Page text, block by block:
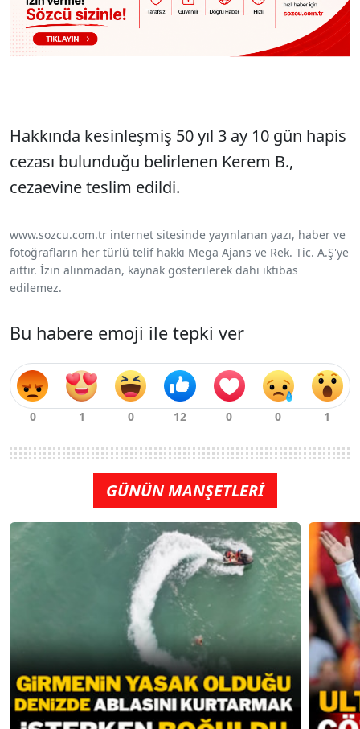
Hakkında kesinleşmiş 50 yıl 3 ay 10 gün hapis
cezası bulunduğu belirlenen Kerem B.,
cezaevine teslim edildi.
www.sozcu.com.tr internet sitesinde yayınlanan yazı, haber ve
fotoğrafların her türlü telif hakkı Mega Ajans ve Rek. Tic. A.Ş'ye
aittir. İzin alınmadan, kaynak gösterilerek dahi iktibas
edilemez.
Bu habere emoji ile tepki ver
GÜNÜN MANŞETLERİ